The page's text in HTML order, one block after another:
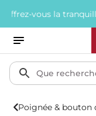
vous la tranquillité
Poignée & bouton